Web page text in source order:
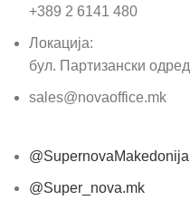
+389 2 6141 480
Локација:
бул. Партизански
sales@novaoffice.mk
@SupernovaMakedonija
@Super_nova.mk